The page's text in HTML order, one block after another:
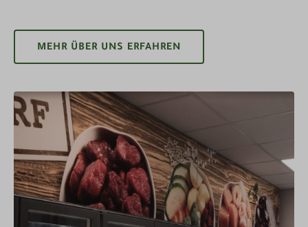
MEHR ÜBER UNS ERFAHREN